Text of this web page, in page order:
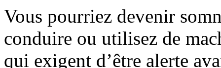
Vous pourriez devenir
conduire ou utilisez de
qui exigent d’être alerte